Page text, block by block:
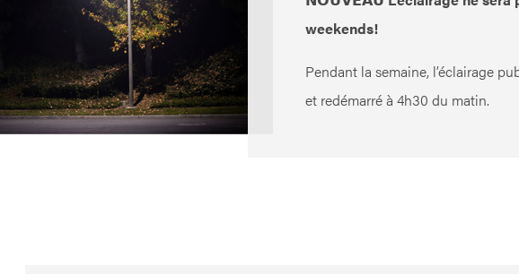
weekends!
Pendant la semaine, l’éclairage
et redémarré à 4h30 du matin.